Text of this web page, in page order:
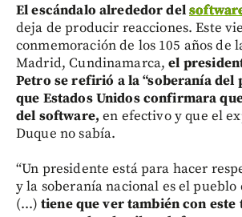
El escándalo alrededor del
deja de producir reacciones. Este
conmemoración de los 105 años de
Madrid, Cundinamarca,el
Petro se refirió a la “soberanía del
que Estados Unidos confirmara
del software, en efectivo y que el
Duque no sabía.
“Un presidente está para hacer
y la soberanía nacional es el pueblo
(...) tiene que ver también con este